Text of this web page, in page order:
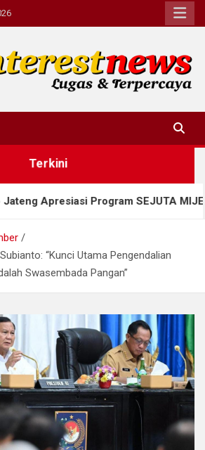
Terkini
SEJUTA MIJEL, Salatiga
“Kunci Utama Pengendalian
Swasembada Pangan”